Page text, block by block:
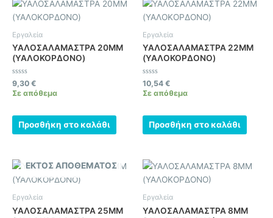
Εργαλεία
ΥΑΛΟΣΑΛΑΜΑΣΤΡΑ 20MM
(ΥΑΛΟΚΟΡΔΟΝΟ)
Βαθμολογήθηκε
με
0
9,30 €
Σε απόθεμα
Προσθήκη στο καλάθι
Εργαλεία
ΥΑΛΟΣΑΛΑΜΑΣΤΡΑ 22MM
(ΥΑΛΟΚΟΡΔΟΝΟ)
Βαθμολογήθηκε
με
0
10,54 €
Σε απόθεμα
Προσθήκη στο καλάθι
ΕΚΤΌΣ ΑΠΟΘΈΜΑΤΟΣ
Εργαλεία
ΥΑΛΟΣΑΛΑΜΑΣΤΡΑ 25MM
Εργαλεία
ΥΑΛΟΣΑΛΑΜΑΣΤΡΑ 8ΜΜ